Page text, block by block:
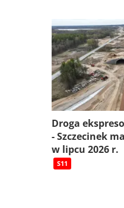
Droga
- Szczecinek
w lipcu 2026 r.
S11